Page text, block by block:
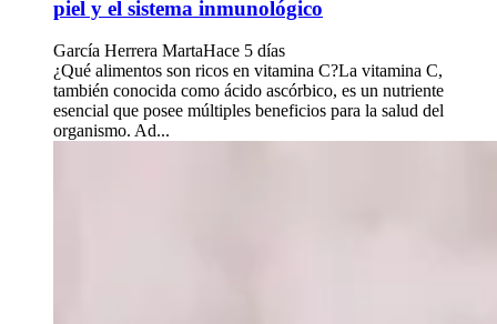
piel y el sistema inmunológico
García Herrera MartaHace 5 días
¿Qué alimentos son ricos en vitamina C?La vitamina C,
también conocida como ácido ascórbico, es un nutriente
esencial que posee múltiples beneficios para la salud del
organismo. Ad...